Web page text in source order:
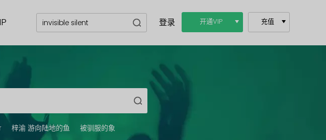
登录 开通VIP 充值
梓渝 游向陆地的鱼 被驯服的象